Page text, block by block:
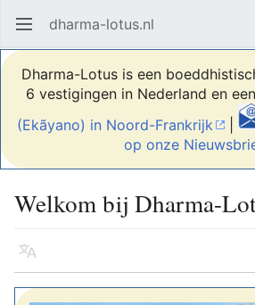
Hoofdmenu openen dharma-lotus.nl
Dharma-Lotus is een
6 vestigingen in Nederland en een
(Ekãyano) in Noord-Frankrijk
|
op onze
Welkom bij Dharma-
Taal